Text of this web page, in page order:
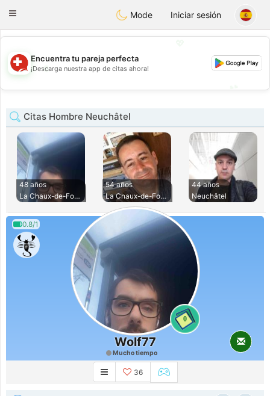
Suissi
Toggle
Mode Iniciar sesión
💖
💕
Encuentra tu pareja perfecta
¡Descarga nuestra app de citas ahora!
Citas Hombre Neuchâtel
48 años
La Chaux-de-Fonds
54 años
La Chaux-de-Fonds
44 años
Neuchâtel
0.8/1
0
Wolf77
Mucho tiempo
36